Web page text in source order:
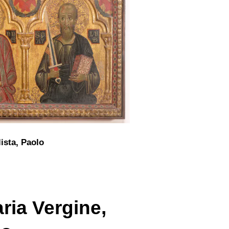
Paolo
Vergine,